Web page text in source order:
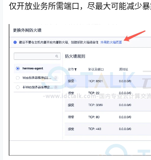
仅开放业务所需端口，尽最大可能减少